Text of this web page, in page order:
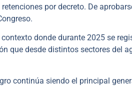
por decreto. De
donde durante 2025 se
que desde distintos sectores del
continúa siendo el principal